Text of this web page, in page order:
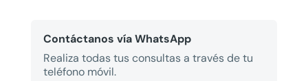
Contáctanos vía WhatsApp
Realiza todas tus consultas a través de tu
teléfono móvil.